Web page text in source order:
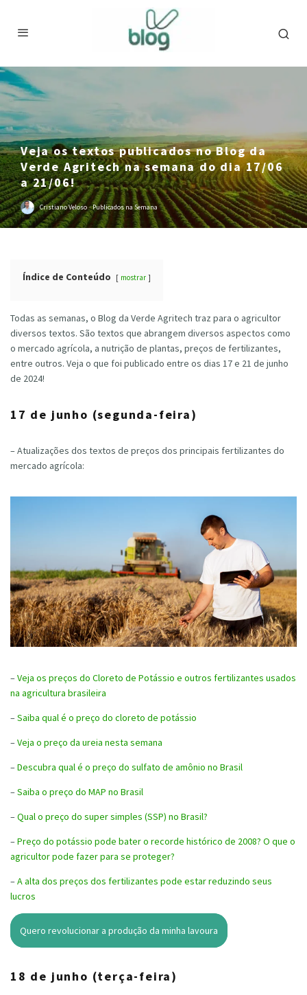
Veja os textos publicados no Blog da
Verde Agritech na semana do dia 17/06
a 21/06!
Cristiano Veloso · Publicados na Semana
Índice de Conteúdo mostrar
Todas as semanas, o Blog da Verde Agritech traz para o agricultor
diversos textos. São textos que abrangem diversos aspectos como
o mercado agrícola, a nutrição de plantas, preços de fertilizantes,
entre outros. Veja o que foi publicado entre os dias 17 e 21 de junho
de 2024!
17 de junho (segunda-feira)
– Atualizações dos textos de preços dos principais fertilizantes do
mercado agrícola:
–Veja os preços do Cloreto de Potássio e outros fertilizantes usados
na agricultura brasileira
–Saiba qual é o preço do cloreto de potássio
–Veja o preço da ureia nesta semana
–Descubra qual é o preço do sulfato de amônio no Brasil
–Saiba o preço do MAP no Brasil
–Qual o preço do super simples (SSP) no Brasil?
–Preço do potássio pode bater o recorde histórico de 2008? O que o
agricultor pode fazer para se proteger?
–A alta dos preços dos fertilizantes pode estar reduzindo seus
lucros
Quero revolucionar a produção da minha lavoura
18 de junho (terça-feira)